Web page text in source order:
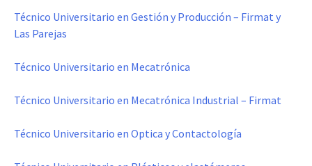
Técnico Universitario en Gestión y Producción – Firmat y
Las Parejas
Técnico Universitario en Mecatrónica
Técnico Universitario en Mecatrónica Industrial – Firmat
Técnico Universitario en Optica y Contactología